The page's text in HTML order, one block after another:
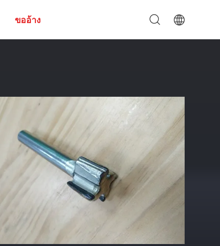
ขออ้าง